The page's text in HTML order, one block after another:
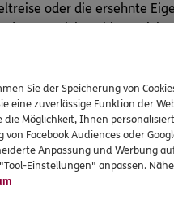
oder die ersehnte
zu erreichen, bietet sich
Fondssparplan:
schon ab 25 Euro/ Monat
Rendite
können Einzahlungen
Sie einen günstigeren
(Cost-Average-Effekt)
Sie der Speicherung von
eine zuverlässige Funktion der
Möglichkeit, Ihnen
Facebook Audiences oder
Anpassung und Werbung
Einstellungen" anpassen.